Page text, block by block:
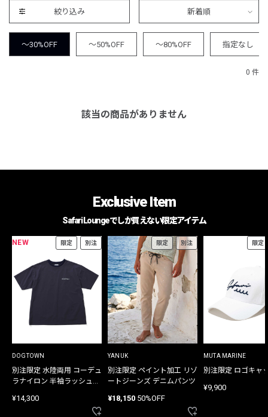
絞り込み 新着順
～30%OFF ～50%OFF ～80%OFF 指定なし
0 件
該当の商品がありません
Exclusive Item
Safari Loungeでしか買えない限定アイテム
NEW 限定 別注
DOGTOWN
別注限定 水陸両用 コーデュ
ラナイロン 半袖ラッシュガ
¥14,300
限定 別注
YANUK
別注限定 ペイント加工 リゾ
ートジーンズ デニムパンツ
¥18,150 50%OFF
限定
MUTA MARINE
別注限定 ロゴキャ
¥9,900